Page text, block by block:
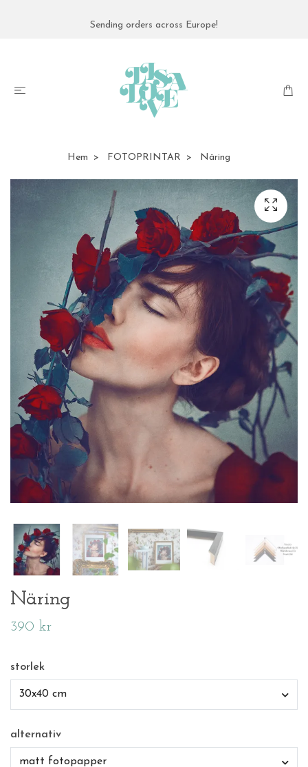
Sending orders across Europe!
Hem FOTOPRINTAR Näring
Näring
390 kr
storlek
30x40 cm
alternativ
matt fotopapper